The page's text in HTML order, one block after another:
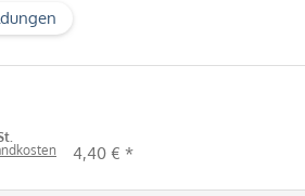
4,40 € *